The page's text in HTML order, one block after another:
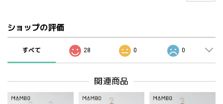
ショップの評価
すべて 28 0 0
関連商品